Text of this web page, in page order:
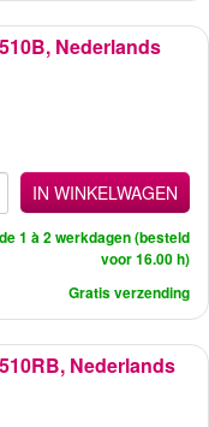
Nederlands
IN WINKELWAGEN
1 à 2 werkdagen (besteld
voor 16.00 h)
Gratis verzending
Nederlands